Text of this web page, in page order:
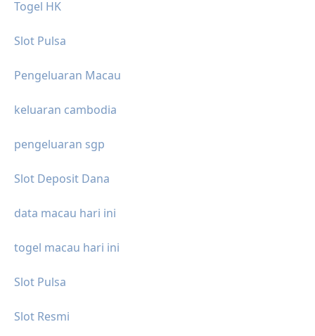
Togel HK
Slot Pulsa
Pengeluaran Macau
keluaran cambodia
pengeluaran sgp
Slot Deposit Dana
data macau hari ini
togel macau hari ini
Slot Pulsa
Slot Resmi